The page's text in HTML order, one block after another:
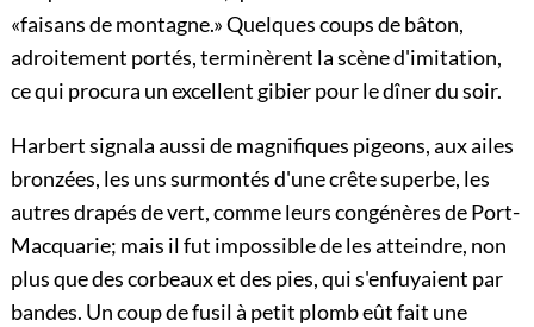
«faisans de montagne.» Quelques coups de bâton,
adroitement portés, terminèrent la scène d'imitation,
ce qui procura un excellent gibier pour le dîner du soir.
Harbert signala aussi de magnifiques pigeons, aux ailes
bronzées, les uns surmontés d'une crête superbe, les
autres drapés de vert, comme leurs congénères de Port-
Macquarie; mais il fut impossible de les atteindre, non
plus que des corbeaux et des pies, qui s'enfuyaient par
bandes. Un coup de fusil à petit plomb eût fait une